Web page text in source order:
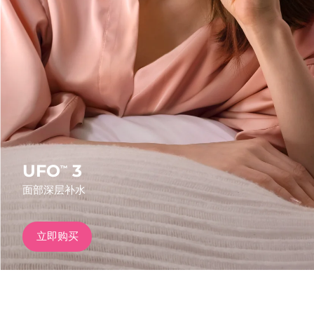
UFO™ 3
面部深层补水
立即购买
FAQ™ Dual LED Panel
热门产品
特别优惠
红光疗法
美国 预计送达日期 8/10/26
英国 预计送达日期 8/9/26
西班牙 预计送达日期8/9/26
澳大利亚 预计送达日期8/12/26
预计送达日期8/9/26
德国 预计送达日期 8/9/26
加拿大 预计送达日期